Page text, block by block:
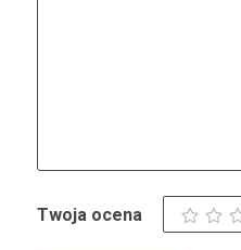
Twoja ocena